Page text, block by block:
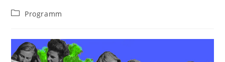
Beitrags-
Programm